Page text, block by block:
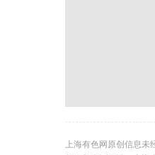
上海有色网原创信息